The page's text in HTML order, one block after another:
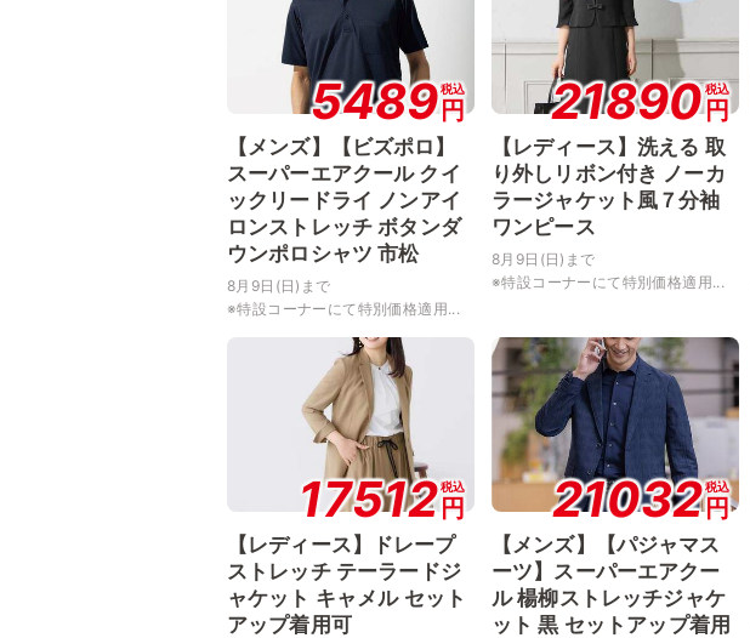
5489税込
円
【メンズ】【ビズポロ】
スーパーエアクール クイ
ックリードライ ノンアイ
ロンストレッチ ボタンダ
ウンポロシャツ 市松
8月9日(日)まで
※特設コーナーにて特別価格適用...
21890税込
円
【レディース】洗える 取
り外しリボン付き ノーカ
ラージャケット風７分袖
ワンピース
8月9日(日)まで
※特設コーナーにて特別価格適用...
17512税込
円
【レディース】ドレープ
ストレッチ テーラードジ
ャケット キャメル セット
アップ着用可
21032税込
円
【メンズ】【パジャマス
ーツ】スーパーエアクー
ル 楊柳ストレッチジャケ
ット 黒 セットアップ着用